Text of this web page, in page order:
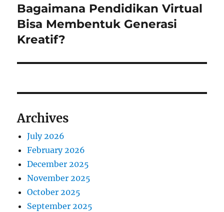
post:
Bagaimana Pendidikan Virtual
Bisa Membentuk Generasi
Kreatif?
Archives
July 2026
February 2026
December 2025
November 2025
October 2025
September 2025